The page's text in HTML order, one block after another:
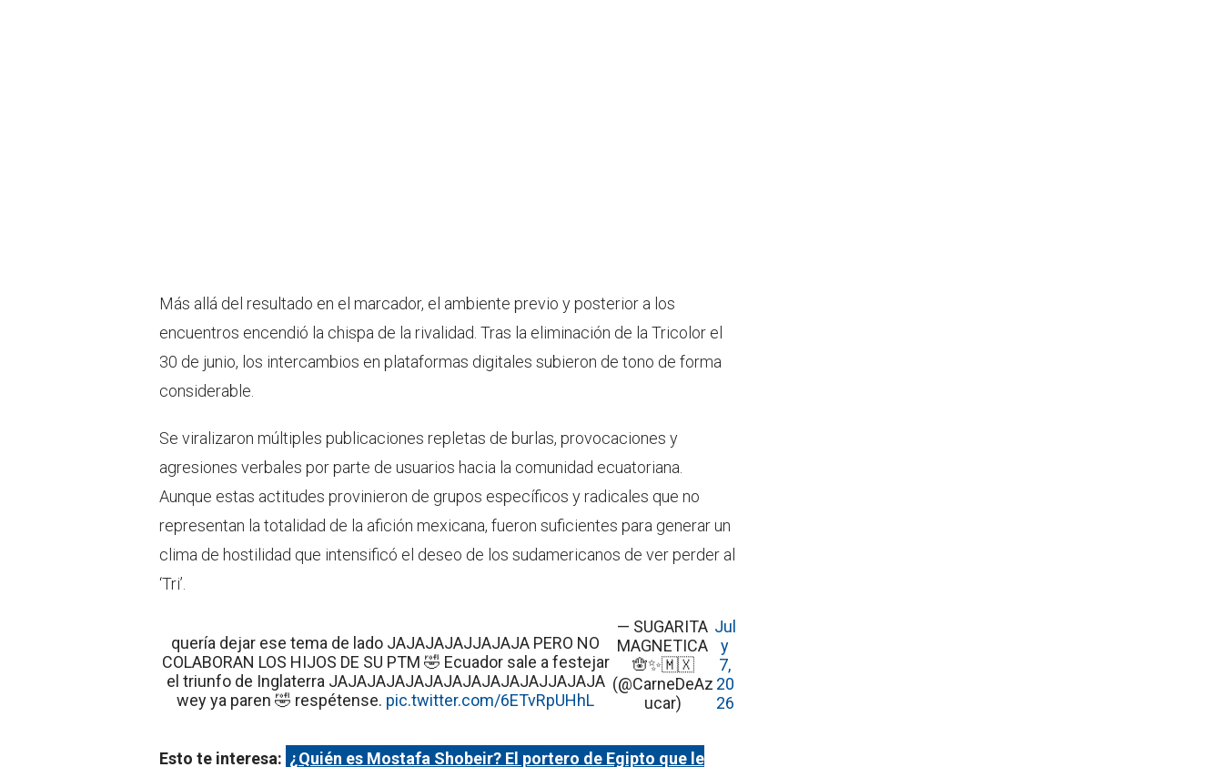
Más allá del resultado en el marcador, el ambiente previo y posterior a los
encuentros encendió la chispa de la rivalidad. Tras la eliminación de la Tricolor el
30 de junio, los intercambios en plataformas digitales subieron de tono de forma
considerable.
Se viralizaron múltiples publicaciones repletas de burlas, provocaciones y
agresiones verbales por parte de usuarios hacia la comunidad ecuatoriana.
Aunque estas actitudes provinieron de grupos específicos y radicales que no
representan la totalidad de la afición mexicana, fueron suficientes para generar un
clima de hostilidad que intensificó el deseo de los sudamericanos de ver perder al
‘Tri’.
quería dejar ese tema de lado JAJAJAJAJJAJAJA PERO NO
COLABORAN LOS HIJOS DE SU PTM 🤣 Ecuador sale a festejar
el triunfo de Inglaterra JAJAJAJAJAJAJAJAJAJAJAJJAJAJA
wey ya paren 🤣 respétense. pic.twitter.com/6ETvRpUHhL
— SUGARITA
MAGNETICA
🪬✨🇲🇽
(@CarneDeAz
ucar)
Jul
y
7,
20
26
Esto te interesa: ¿Quién es Mostafa Shobeir? El portero de Egipto que le